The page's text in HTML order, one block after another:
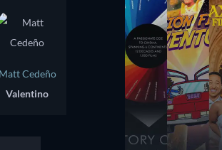
Matt Cedeño
Valentino
Wyatt Hunt
Grant Sanders